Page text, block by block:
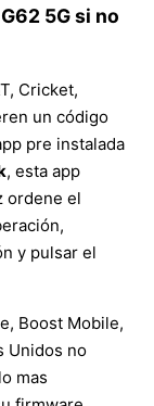
5G si no
Cricket,
un código
pre instalada
, esta app
ordene el
y pulsar el
Boost Mobile,
Unidos no
mas